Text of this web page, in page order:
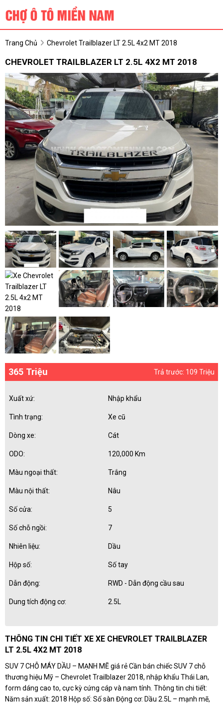
Trang Chủ Chevrolet Trailblazer LT 2.5L 4x2 MT 2018
CHEVROLET TRAILBLAZER LT 2.5L 4X2 MT 2018
365 Triệu Trả trước: 109 Triệu
Xuất xứ: Nhập khẩu
Tình trạng: Xe cũ
Dòng xe: Cát
ODO: 120,000 Km
Màu ngoại thất: Trắng
Màu nội thất: Nâu
Số cửa: 5
Số chỗ ngồi: 7
Nhiên liệu: Dầu
Hộp số: Số tay
Dẫn động: RWD - Dẫn động cầu sau
Dung tích động cơ: 2.5L
THÔNG TIN CHI TIẾT XE XE CHEVROLET TRAILBLAZER
LT 2.5L 4X2 MT 2018
SUV 7 CHỖ MÁY DẦU – MẠNH MẼ giá rẻ Cần bán chiếc SUV 7 chỗ
thương hiệu Mỹ – Chevrolet Trailblazer 2018, nhập khẩu Thái Lan,
form dáng cao to, cực kỳ cứng cáp và nam tính. Thông tin chi tiết:
Năm sản xuất: 2018 Hộp số: Số sàn Động cơ: Dầu 2.5L – mạnh mẽ,